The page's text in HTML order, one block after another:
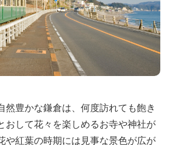
然豊かな鎌倉は、何度訪れても飽き
おして花々を楽しめるお寺や神社が
や紅葉の時期には見事な景色が広が